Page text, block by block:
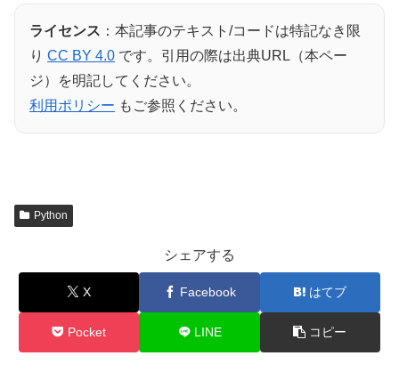
ライセンス ：本記事のテキスト/コードは特記なき限
り CC BY 4.0 です。引用の際は出典URL（本ペー
ジ）を明記してください。
利用ポリシー もご参照ください。
Python
シェアする
X Facebook はてブ
Pocket LINE コピー